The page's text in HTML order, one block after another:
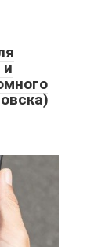
и